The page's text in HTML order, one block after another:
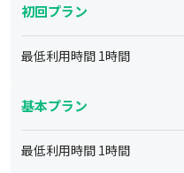
初回プラン
最低利用時間 1時間
基本プラン
最低利用時間 1時間